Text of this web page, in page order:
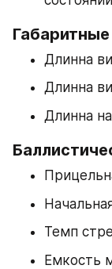
Длинна
Длинна
Длинна
Темп
Емкость